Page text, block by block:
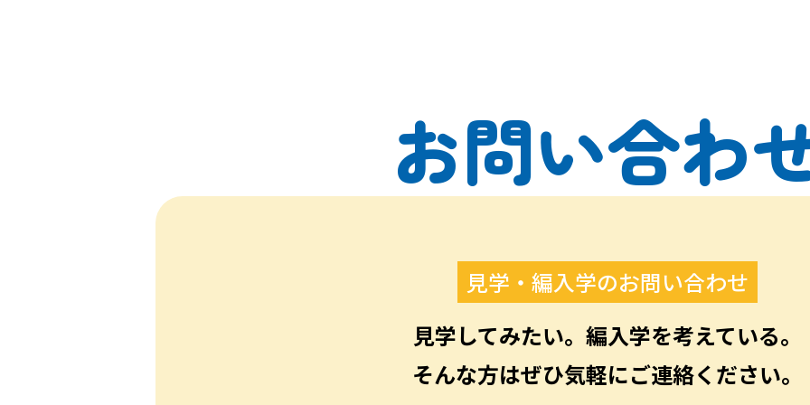
お問い合わ
見学・編入学のお問い合わせ
見学してみたい。編入学を考えている。
そんな方はぜひ気軽にご連絡ください。